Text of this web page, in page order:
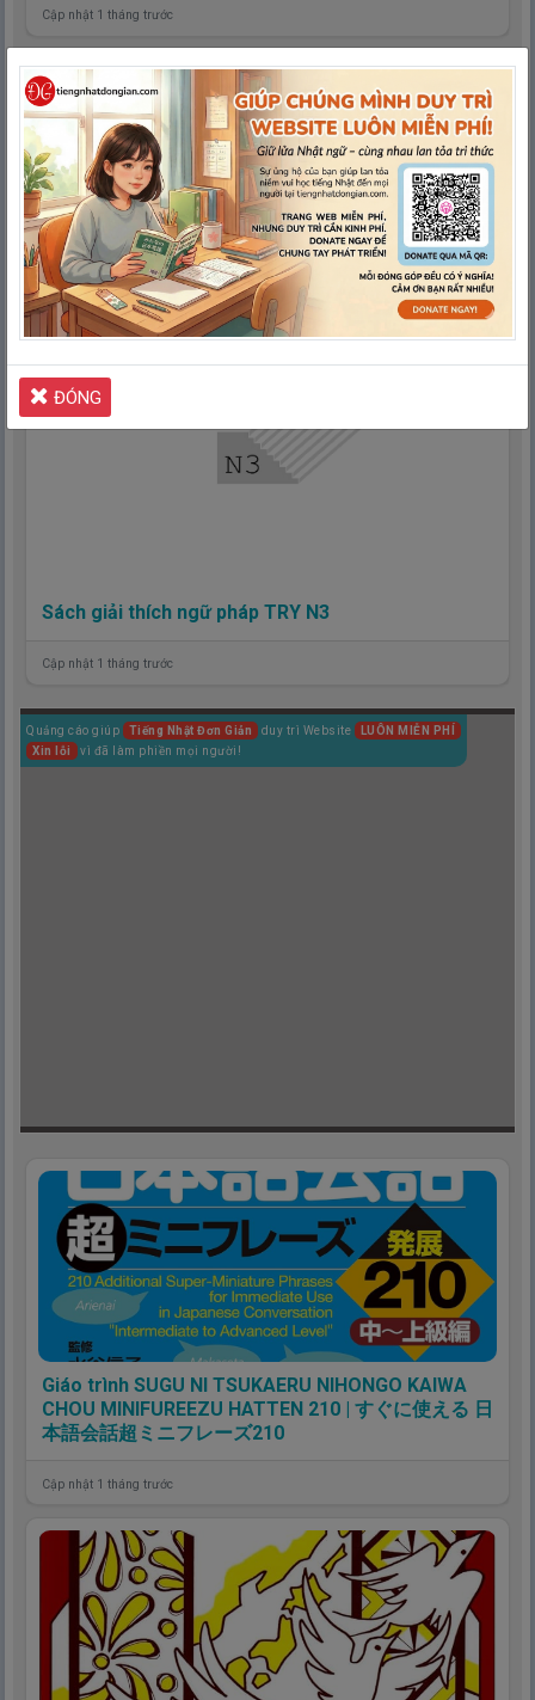
Cập nhật 1 tháng trước
Sách Luyện Từ Vựng N3 (文字・語彙) – 20 Đề Sát
Nghĩa JLPT (Đề Mẫu)
Sách giải thích ngữ pháp TRY N3
Cập nhật 1 tháng trước
Quảng cáo giúp Tiếng Nhật Đơn Giản duy trì Website
LUÔN MIỄN PHÍ
Xin lỗi
vì đã làm phiền mọi người!
Giáo trình SUGU NI TSUKAERU NIHONGO KAIWA
CHOU MINIFUREEZU HATTEN 210 | すぐに使える 日
本語会話超ミニフレーズ210
Cập nhật 1 tháng trước
ĐÓNG